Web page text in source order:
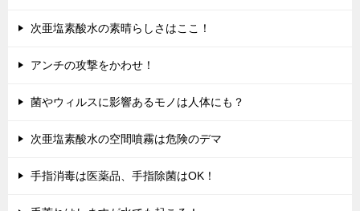
次亜塩素酸水の素晴らしさはここ！
アンチの攻撃をかわせ！
菌やウィルスに影響あるモノは人体にも？
次亜塩素酸水の空間噴霧は危険のデマ
手指消毒は医薬品、手指除菌はOK！